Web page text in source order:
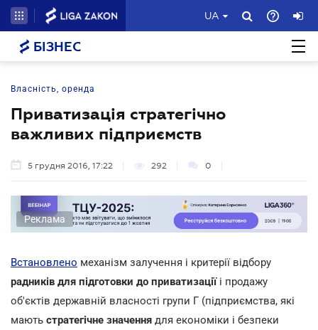
UA
БІЗНЕС
Власність, оренда
Приватизація стратегічно
важливих підприємств
5 грудня 2016, 17:22 292 0
Реклама
Встановлено механізм залучення і критерії відбору
радників для підготовки до приватизаціїі продажу
об'єктів державній власності групи Г (підприємства, які
мають стратегічне значення для економіки і безпеки